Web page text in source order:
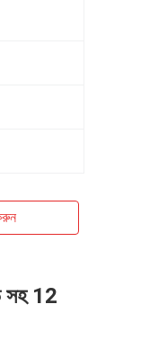
সহ 12